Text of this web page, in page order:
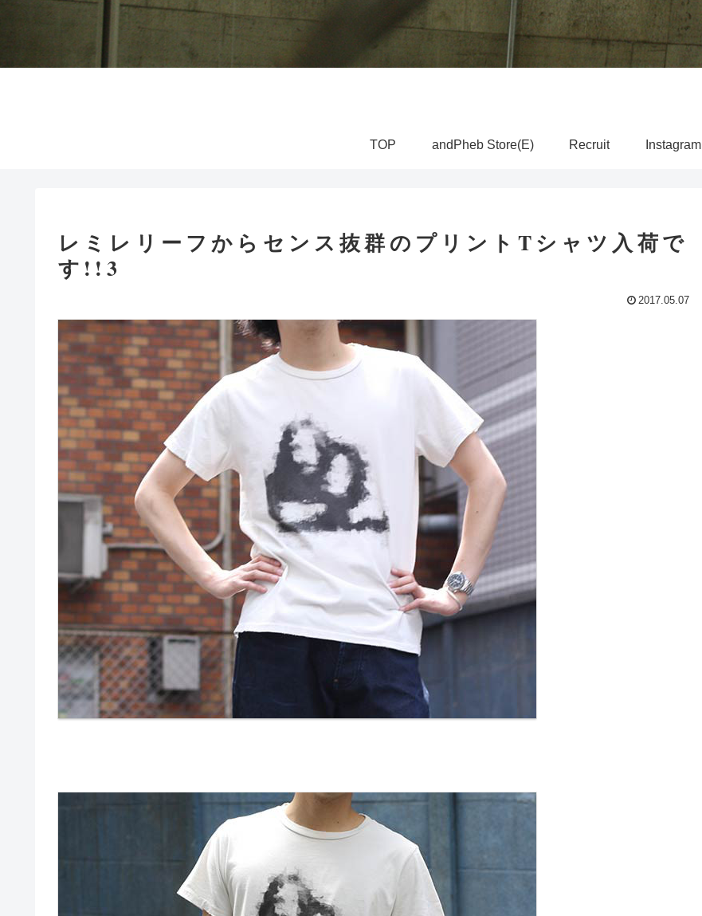
TOP andPheb Store(E) Recruit Instagram
レミレリーフからセンス抜群のプリントTシャツ入荷で
す!!3
2017.05.07